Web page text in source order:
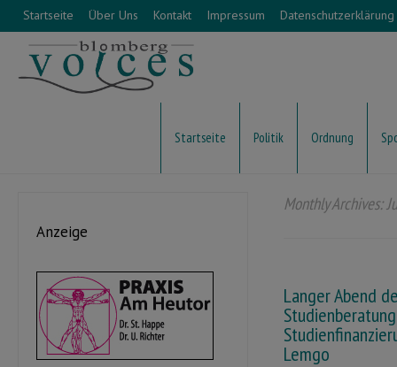
Startseite Über Uns Kontakt Impressum Datenschutzerklärung
Startseite Politik Ordnung
Monthly Archives:
Langer Abend
Lemgo
Anzeige